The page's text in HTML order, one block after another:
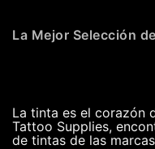
La Mejor Selección
La tinta es el corazón
Tattoo Supplies,
de tintas de las